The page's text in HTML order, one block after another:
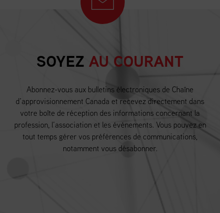
SOYEZ AU COURANT
Abonnez-vous aux bulletins électroniques de Chaîne
d’approvisionnement Canada et recevez directement dans
votre boîte de réception des informations concernant la
profession, l’association et les événements. Vous pouvez en
tout temps gérer vos préférences de communications,
notamment vous désabonner.